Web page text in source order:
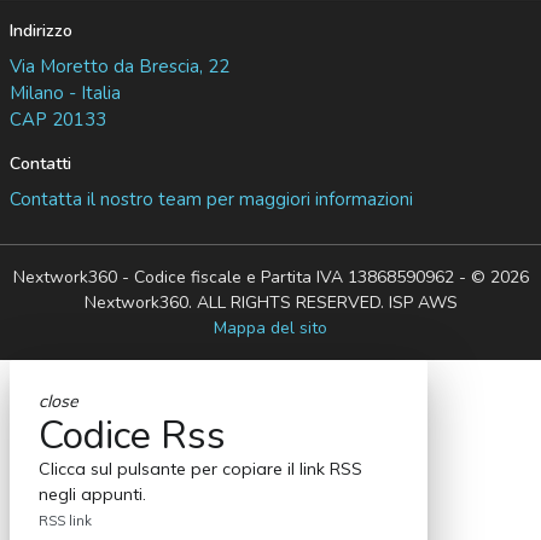
Indirizzo
Via Moretto da Brescia, 22
Milano - Italia
CAP 20133
Contatti
Contatta il nostro team per maggiori informazioni
Nextwork360 - Codice fiscale e Partita IVA 13868590962 - © 2026
Nextwork360. ALL RIGHTS RESERVED. ISP AWS
Mappa del sito
close
Codice Rss
Clicca sul pulsante per copiare il link RSS
negli appunti.
RSS link